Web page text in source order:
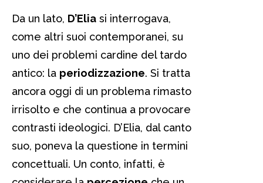
Da un lato, D’Elia si interrogava,
come altri suoi contemporanei, su
uno dei problemi cardine del tardo
antico: la periodizzazione. Si tratta
ancora oggi di un problema rimasto
irrisolto e che continua a provocare
contrasti ideologici. D’Elia, dal canto
suo, poneva la questione in termini
concettuali. Un conto, infatti, è